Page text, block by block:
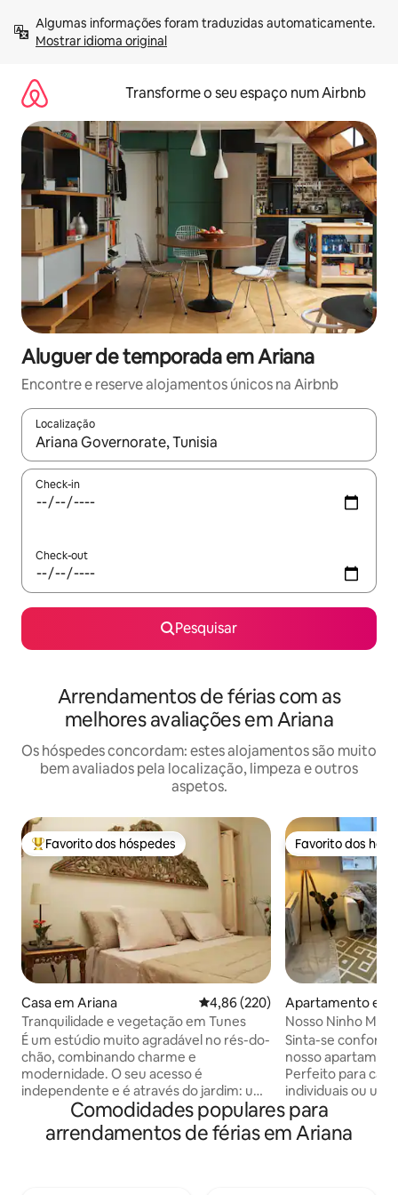
para
Mostrar idioma original
Transforme o seu espaço num Airbnb
Aluguer de temporada em Ariana
Encontre e reserve alojamentos únicos na Airbnb
Localização
Quando os resultados estiverem disponíveis, navegue com
Check-in
Check-out
Pesquisar
Arrendamentos de férias com as
melhores avaliações em Ariana
Os hóspedes concordam: estes alojamentos são muito
bem avaliados pela localização, limpeza e outros
aspetos.
Favoritos dos hóspedes mais apreciados
Favorito dos hóspedes
Casa em Ariana Classificação média de 4,86 em
4,86 (220)
Tranquilidade e vegetação em Tunes
É um estúdio muito agradável no rés-do-
chão, combinando charme e
modernidade. O seu acesso é
independente e é através do jardim: um
refúgio de calma e vegetação... a
poucos metros de lojas e restaurantes,
na área residencial de El Menzah. Todos
Favorito dos
Favorito dos
Apartamento em
Nosso Ninho
Novo em folha!
Sinta-se
nosso
Perfeito para
individuais ou
nosso espaço de
móveis
boho, chuveiro
Comodidades populares para
arrendamentos de férias em Ariana